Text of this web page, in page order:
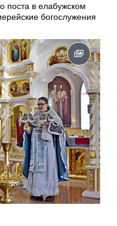
поста в елабужском
богослужения